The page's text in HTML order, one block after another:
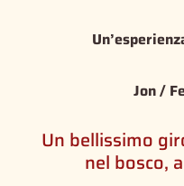
Jon /
Un bellissimo
nel bosco,